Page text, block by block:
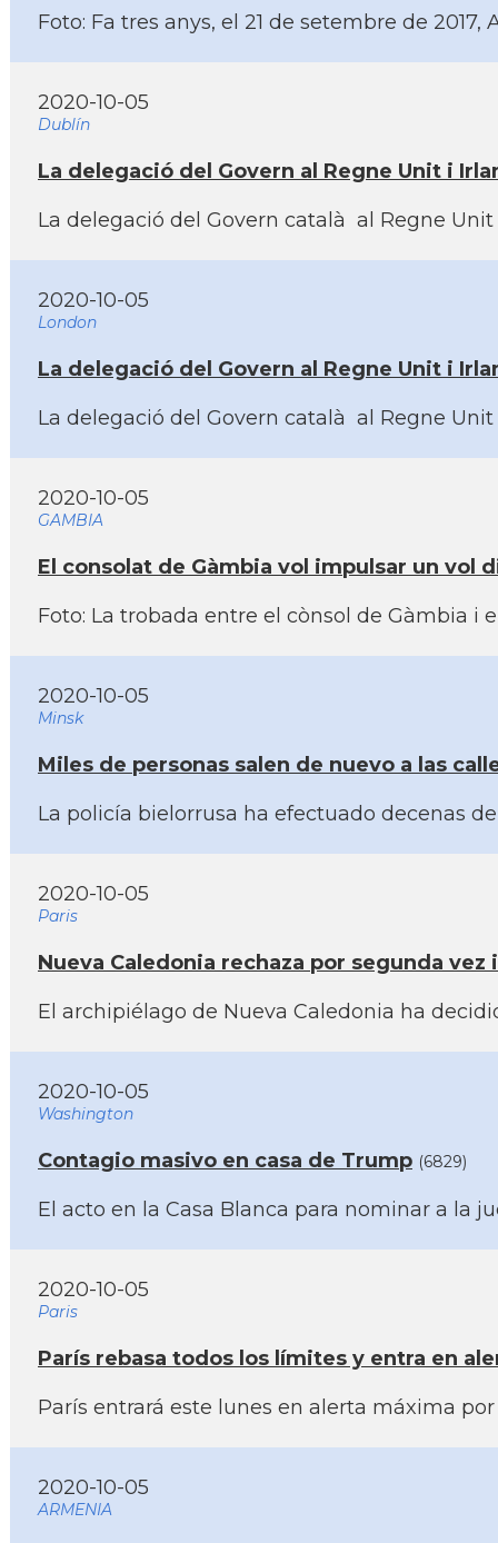
Foto: Fa tres anys, el 21 de setembre de
2020-10-05
Dublín
La delegació del Govern al Regne Unit i
La delegació del Govern català al Regne
2020-10-05
London
La delegació del Govern al Regne Unit i
La delegació del Govern català al Regne
2020-10-05
GAMBIA
El consolat de Gàmbia vol impulsar un vol
Foto: La trobada entre el cònsol de Gàmbia
2020-10-05
Minsk
Miles de personas salen de nuevo a las
La policí­a bielorrusa ha efectuado decenas
2020-10-05
Paris
Nueva Caledonia rechaza por segunda
El archipiélago de Nueva Caledonia ha
2020-10-05
Washington
Contagio masivo en casa de Trump (6829)
El acto en la Casa Blanca para nominar a la
2020-10-05
Paris
Parí­s rebasa todos los lí­mites y entra en
Parí­s entrará este lunes en alerta máxima
2020-10-05
ARMENIA